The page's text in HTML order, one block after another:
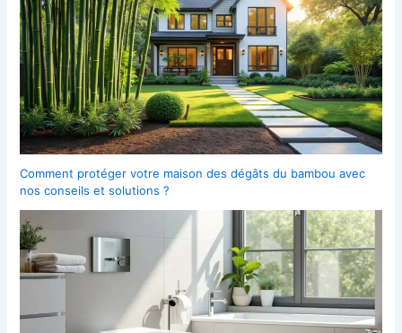
Comment protéger votre maison des dégâts du bambou avec
nos conseils et solutions ?